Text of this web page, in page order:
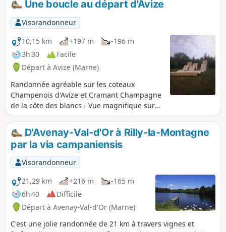
Une boucle au départ d'Avize
Visorandonneur
10,15 km
+197 m
-196 m
3h 30
Facile
Départ à Avize (Marne)
Randonnée agréable sur les coteaux
Champenois d'Avize et Cramant Champagne
de la côte des blancs - Vue magnifique sur
les villages et sur la vigne. Passage en forêt
dans la montagne d'Avize. Contour du
château de Saran avec vue sur le parc en
contre-bas.
D'Avenay-Val-d'Or à Rilly-la-Montagne
par la via campaniensis
Visorandonneur
21,29 km
+216 m
-165 m
6h 40
Difficile
Départ à Avenay-Val-d'Or (Marne)
C'est une jolie randonnée de 21 km à travers vignes et